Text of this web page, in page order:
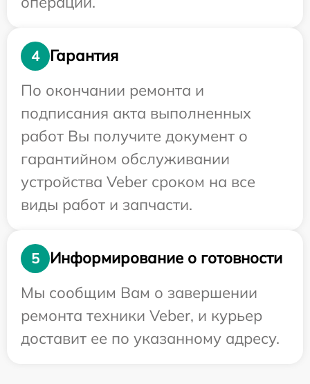
4
Гарантия
По окончании ремонта и
подписания акта выполненных
работ Вы получите документ о
гарантийном обслуживании
устройства Veber сроком на все
виды работ и запчасти.
5
Информирование о готовности
Мы сообщим Вам о завершении
ремонта техники Veber, и курьер
доставит ее по указанному адресу.